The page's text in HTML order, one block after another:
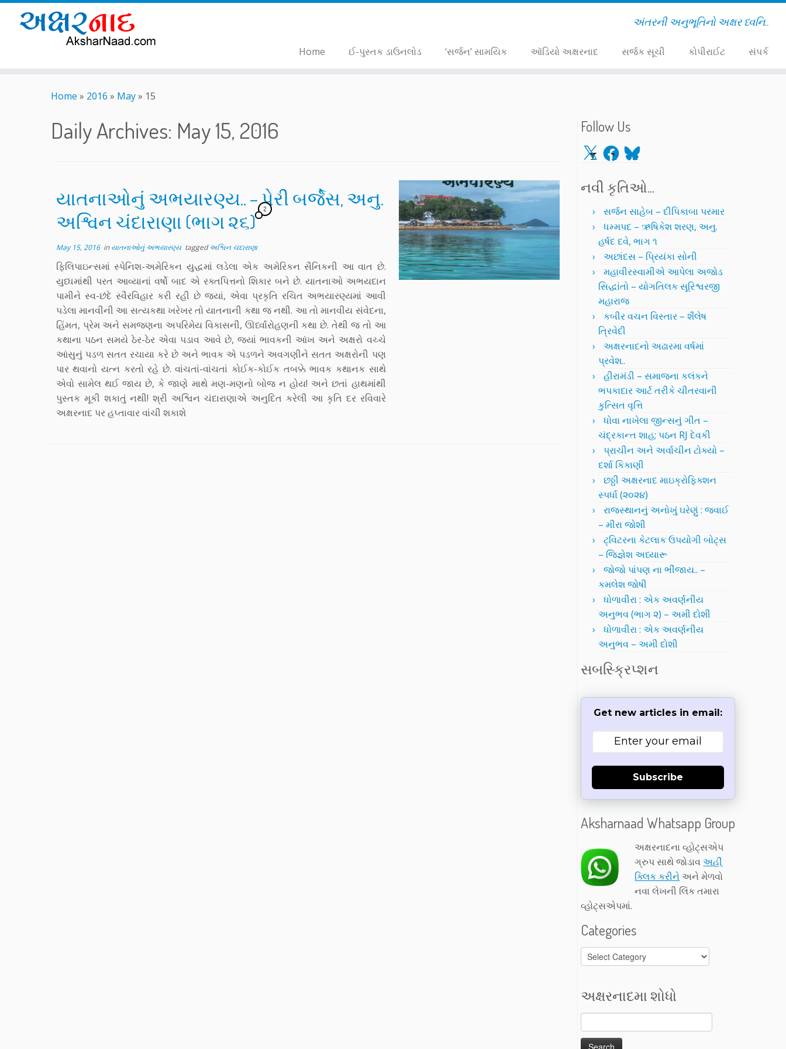
અંતરની અનુભૂતિનો અક્ષર ધ્વનિ..
Home ઈ-પુસ્તક ડાઉનલોડ ‘સર્જન’ સામયિક ઑડિયો અક્ષરનાદ સર્જક સૂચી કોપીરાઈટ સંપર્ક
Home » 2016 » May» 15
Daily Archives: May 15, 2016
યાતનાઓનું અભયારણ્ય.. – પેરી બર્જેસ, અનુ.
અશ્વિન ચંદારાણા (ભાગ ૨૬)
2
May 15, 2016inયાતનાઓનું અભયારણ્ય taggedઅશ્વિન ચંદારાણા
ફિલિપાઇન્સમાં સ્પેનિશ-અમેરિકન યુદ્ધમાં લડેલા એક અમેરિકન સૈનિકની આ વાત છે.
યુધ્ધમાંથી પરત આવ્યાનાં વર્ષો બાદ એ રક્તપિત્તનો શિકાર બને છે. યાતનાઓ અભયદાન
પામીને સ્વ-છંદે સ્વૈરવિહાર કરી રહી છે જ્યાં, એવા પ્રકૃતિ રચિત અભયારણ્યમાં આવી
પડેલા માનવીની આ સત્યકથા ખરેખર તો યાતનાની કથા જ નથી. આ તો માનવીય સંવેદના,
હિંમત, પ્રેમ અને સમજણના અપરિમેય વિકાસની, ઊર્ધ્વારોહણની કથા છે. તેથી જ તો આ
કથાના પઠન સમયે ઠેર-ઠેર એવા પડાવ આવે છે, જ્યાં ભાવકની આંખ અને અક્ષરો વચ્ચે
આંસુનું પડળ સતત રચાયા કરે છે અને ભાવક એ પડળને અવગણીને સતત અક્ષરોની પણ
પાર થવાનો યત્ન કરતો રહે છે. વાંચતાં-વાંચતાં કોઈક-કોઈક તબક્કે ભાવક કથાનક સાથે
એવો સામેલ થઈ જાય છે, કે જાણે માથે મણ-મણનો બોજ ન હોય! અને છતાં હાથમાંથી
પુસ્તક મૂકી શકાતું નથી! શ્રી અશ્વિન ચંદારાણાએ અનુદિત કરેલી આ કૃતિ દર રવિવારે
અક્ષરનાદ પર હપ્તાવાર વાંચી શકાશે
Follow Us
X Facebook
Bluesky
નવી કૃતિઓ…
સર્જન સાહેબ – દીપિકાબા પરમાર
ધમ્મપદ – ઋષિકેશ શરણ, અનુ.
હર્ષદ દવે, ભાગ ૧
અછાંદસ – પ્રિયંકા સોની
મહાવીરસ્વામીએ આપેલા અજોડ
સિદ્ધાંતો – યોગતિલક સૂરિશ્વરજી
મહારાજ
કબીર વચન વિસ્તાર – શૈલેષ
ત્રિવેદી
અક્ષરનાદનો અઢારમા વર્ષમાં
પ્રવેશ..
હીરામંડી – સમાજના કલંકને
ભપકાદાર આર્ટ તરીકે ચીતરવાની
કુત્સિત વૃત્તિ
ધોવા નાખેલા જીન્સનું ગીત –
ચંદ્રકાન્ત શાહ; પઠન RJ દેવકી
પ્રાચીન અને અર્વાચીન ટોક્યો –
દર્શા કિકાણી
છઠ્ઠી અક્ષરનાદ માઇક્રોફિક્શન
સ્પર્ધા (૨૦૨૪)
રાજસ્થાનનું અનોખું ઘરેણું : જવાઈ
– મીરા જોશી
ટ્વિટરના કેટલાક ઉપયોગી બોટ્સ
– જિજ્ઞેશ અધ્યારૂ
જોજો પાંપણ ના ભીંજાય.. –
કમલેશ જોષી
ધોળાવીરા : એક અવર્ણનીય
અનુભવ (ભાગ ૨) – અમી દોશી
ધોળાવીરા : એક અવર્ણનીય
અનુભવ – અમી દોશી
સબસ્ક્રિપ્શન
Get new articles in email:
Subscribe
Aksharnaad Whatsapp Group
અક્ષરનાદના વ્હોટ્સએપ
ગ્રુપ સાથે જોડાવઅહીં
ક્લિક કરીને અને મેળવો
નવા લેખની લિંક તમારા
વ્હોટ્સએપમાં.
Categories
Categories
અક્ષરનાદમા શોધો